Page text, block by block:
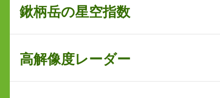
鍬柄岳の星空指数
高解像度レーダー